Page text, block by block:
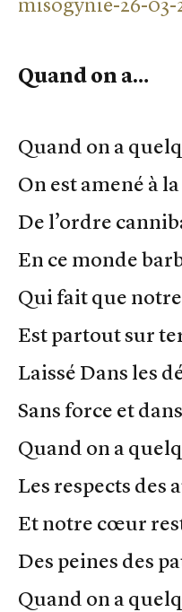
Quand on a…
Quand on a
On est amené à
De l’ordre
En ce monde
Qui fait que
Est partout sur
Laissé Dans les
Sans force et
Quand on a
Les respects des
Et notre cœur
Des peines des
Quand on a